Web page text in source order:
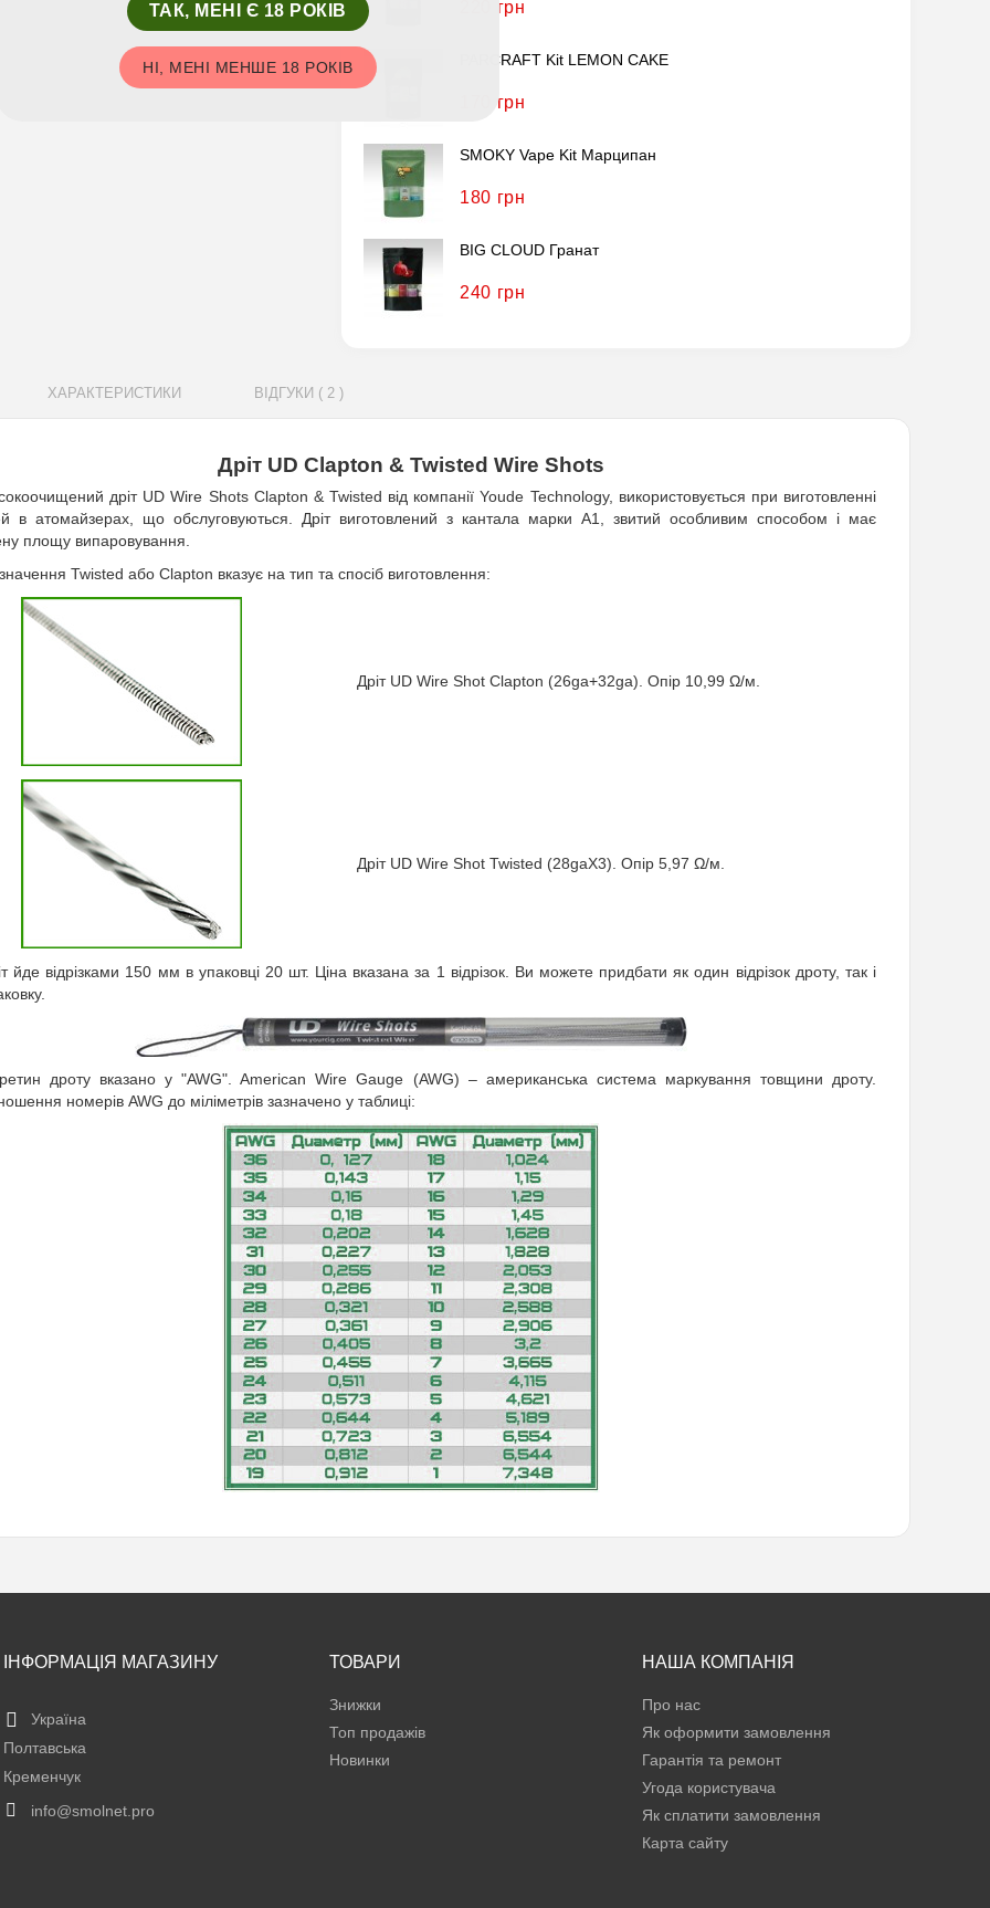
220 грн
PARCRAFT Kit LEMON CAKE
170 грн
SMOKY Vape Kit Марципан
180 грн
BIG CLOUD Гранат
240 грн
ХАРАКТЕРИСТИКИ ВІДГУКИ ( 2 )
Дріт UD Clapton & Twisted Wire Shots
дріт UD Wire Shots Clapton & Twisted від компанії Youde Technology, використовується при виготовленні
в атомайзерах, що обслуговуються. Дріт виготовлений з кантала марки A1, звитий особливим способом і має
площу випаровування.
Twisted або Clapton вказує на тип та спосіб виготовлення:
Дріт UD Wire Shot Clapton (26ga+32ga). Опір 10,99 Ω/м.
Дріт UD Wire Shot Twisted (28gaX3). Опір 5,97 Ω/м.
йде відрізками 150 мм в упаковці 20 шт. Ціна вказана за 1 відрізок. Ви можете придбати як один відрізок дроту, так і
дроту вказано у "AWG". American Wire Gauge (AWG) – американська система маркування товщини дроту.
номерів AWG до міліметрів зазначено у таблиці:
ІНФОРМАЦІЯ МАГАЗИНУ
Україна
Полтавська
Кременчук
info@smolnet.pro
ТОВАРИ
Знижки
Топ продажів
Новинки
НАША КОМПАНІЯ
Про нас
Як оформити замовлення
Гарантія та ремонт
Угода користувача
Як сплатити замовлення
Карта сайту
ТАК, МЕНІ Є 18 РОКІВ
НІ, МЕНІ МЕНШЕ 18 РОКІВ